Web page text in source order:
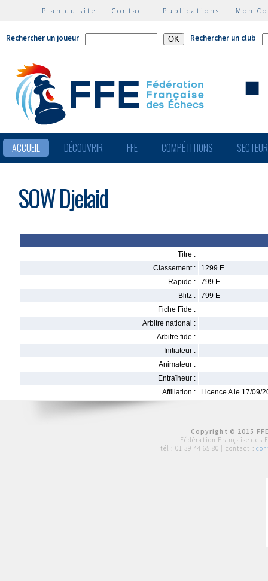
Plan du site | Contact | Publications | Mon
Rechercher un joueur Rechercher un club
ACCUEIL DÉCOUVRIR FFE COMPÉTITIONS
SOW Djelaid
Titre :
Classement :
1299 E
Rapide :
799 E
Blitz :
799 E
Fiche Fide :
Arbitre national :
Arbitre fide :
Initiateur :
Animateur :
Entraîneur :
Affiliation :
Licence A le 17/09/
Copyright © 2015
Fédération Française des
tél : 01 39 44 65 80 | contact :